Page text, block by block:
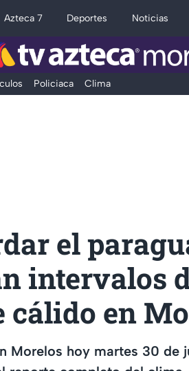
Azteca 7 Deportes Noticias
Policiaca Clima
el
intervalos
cálido en
Morelos hoy martes 30 de